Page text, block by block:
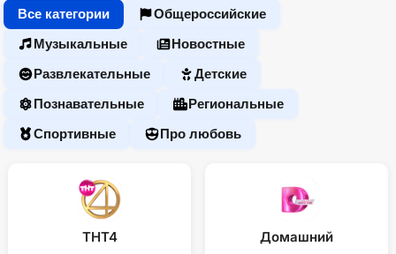
Все категории
Общероссийские
Музыкальные
Новостные
Развлекательные
Детские
Познавательные
Региональные
Спортивные
Про любовь
ТНТ4 Домашний